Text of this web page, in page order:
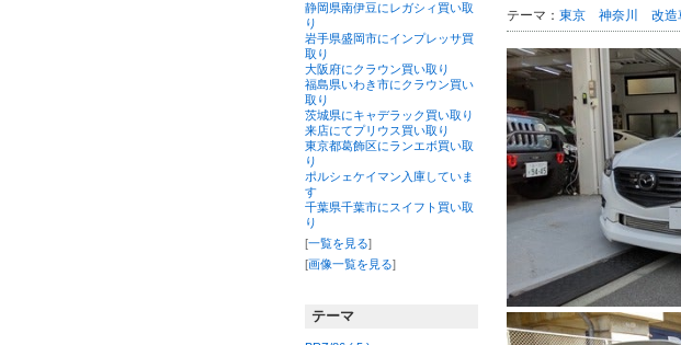
静岡県南伊豆にレガシィ買い取
り
岩手県盛岡市にインプレッサ買
取り
大阪府にクラウン買い取り
福島県いわき市にクラウン買い
取り
茨城県にキャデラック買い取り
来店にてプリウス買い取り
東京都葛飾区にランエボ買い取
り
ポルシェケイマン入庫していま
す
千葉県千葉市にスイフト買い取
り
[一覧を見る]
[画像一覧を見る]
テーマ
テーマ： 東京 神奈川 改造